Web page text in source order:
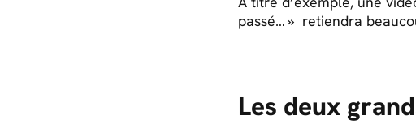
passé… » retiendra
Les deux